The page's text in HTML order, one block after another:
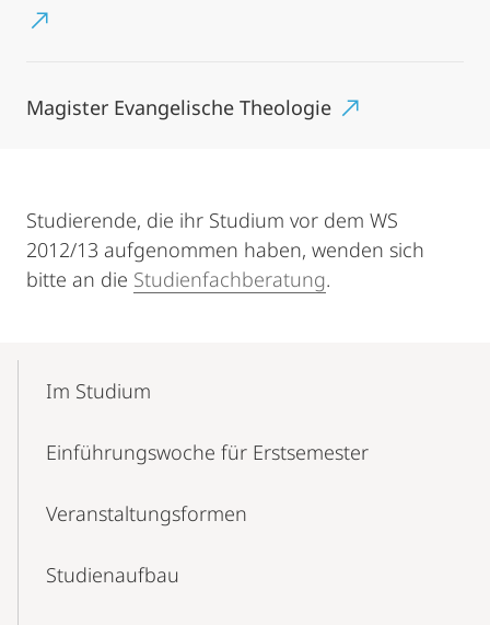
Magister Evangelische Theologie
Studierende, die ihr Studium vor dem WS
2012/13 aufgenommen haben, wenden sich
bitte an die Studienfachberatung.
NavigationIm Studium
Einführungswoche für Erstsemester
Veranstaltungsformen
Studienaufbau